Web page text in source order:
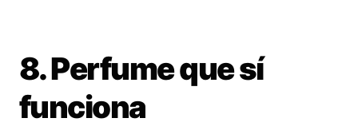
8. Perfume que sí
funciona